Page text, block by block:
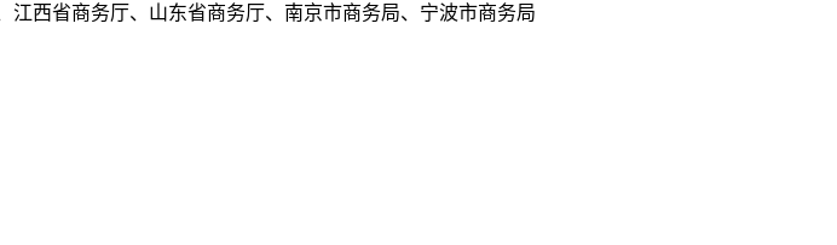
西省商务厅、山东省商务厅、南京市商务局、宁波市商务局